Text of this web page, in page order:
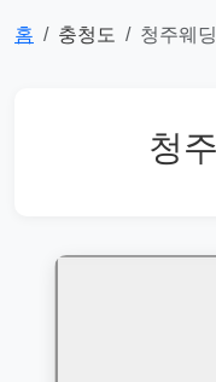
홈 충청도 청주웨
청